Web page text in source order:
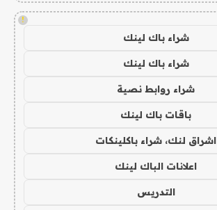
!
شراء باك لينك
شراء باك لينك
شراء روابط نصية
باقات باك لينك
اشراق لنك، شراء باكلينكات
اعلانات الباك لينك
التدريس